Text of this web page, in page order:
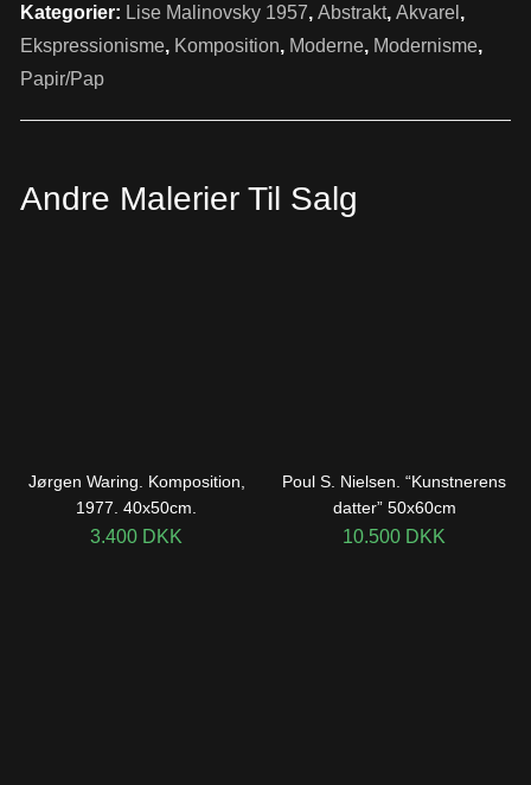
Kategorier: Lise Malinovsky 1957, Abstrakt, Akvarel ,
Ekspressionisme, Komposition, Moderne, Modernisme,
Papir/Pap
Andre Malerier Til Salg
Jørgen Waring. Komposition,
1977. 40x50cm.
3.400 DKK
Poul S. Nielsen. “Kunstnerens
datter” 50x60cm
10.500 DKK